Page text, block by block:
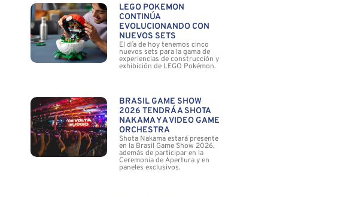
LEGO POKÉMON
CONTINÚA
EVOLUCIONANDO CON
NUEVOS SETS
El día de hoy tenemos cinco
nuevos sets para la gama de
experiencias de construcción y
exhibición de LEGO Pokémon.
BRASIL GAME SHOW
2026 TENDRÁ A SHOTA
NAKAMA Y A VIDEO GAME
ORCHESTRA
Shota Nakama estará presente
en la Brasil Game Show 2026,
además de participar en la
Ceremonia de Apertura y en
paneles exclusivos.